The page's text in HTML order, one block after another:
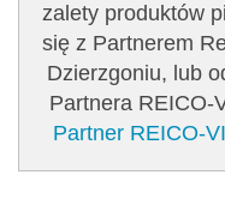
zalety produktów
się z Partnerem
Dzierzgoniu, lub
Partnera REICO-
Partner REICO-